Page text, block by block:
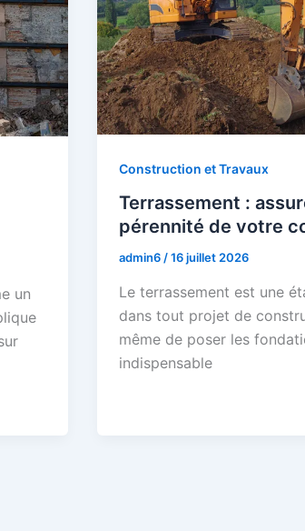
un
Construction et Travaux
Terrassement :
pérennité de votre
admin6/16 juillet 2026
Le terrassement est une
dans tout projet de
même de poser les
indispensable